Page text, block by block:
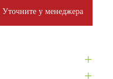
Уточните у менеджера
+